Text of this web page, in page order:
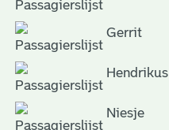
Gerrit
Hendrikus
Niesje